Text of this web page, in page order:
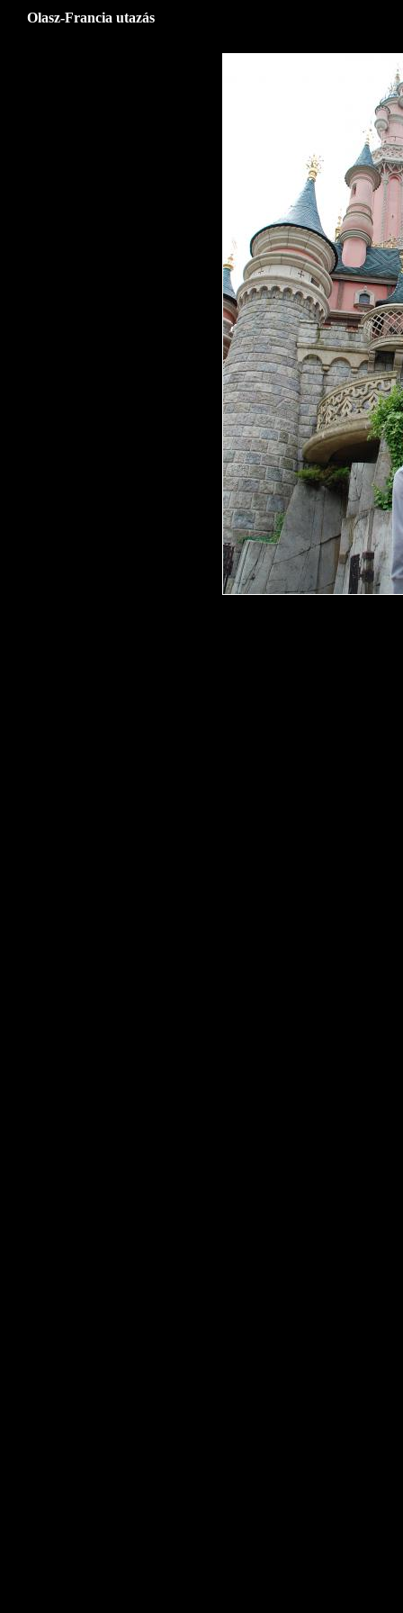
Olasz-Francia utazás